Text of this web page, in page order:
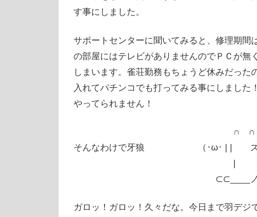
す事にしました。
サポートセンターに聞いてみると、修理期間
の部屋にはテレビがありませんのでＰＣが無
しまいます。雀荘勤務もちょうど休みだった
入れてパチンコでも打ってみる事にしました
やってられません！
∩
そんなわけで牙狼 （･ω･ | | ズ
|
⊂⊂____ノ
ガロッ！ガロッ！久々だな。今日まで羽デジ